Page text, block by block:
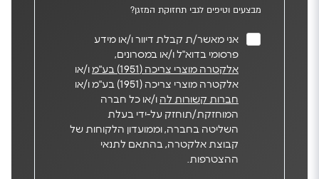
מבצעים וטיפים לגבי תחזוקת המזגן?
אני מאשר/ת קבלת דיוור ו/או מידע
פרסומי בדוא"ל ו/או במסרונים,
אלקטרה מוצרי צריכה (1951) בע"מ
ו/או
אלקטרה מוצרי צריכה (1951) בע"מ ו/או
חברות קשורות לה ו/או כל חברה
המוחזקת/תוחזק על-ידי בעלת
השליטה בחברה, וממועדון הלקוחות של
קבוצת אלקטרה, בהתאם לתנאי
ההצטרפות.